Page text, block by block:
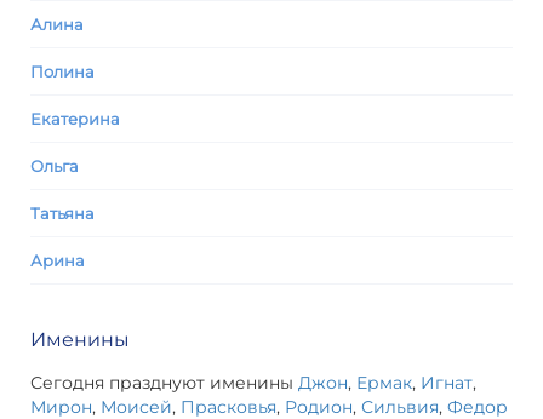
Алина
Полина
Екатерина
Ольга
Татьяна
Арина
Именины
Сегодня празднуют именины Джон, Ермак, Игнат,
Мирон, Моисей, Прасковья, Родион, Сильвия, Федор